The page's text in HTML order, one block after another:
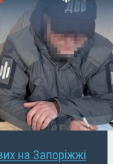
на Запоріжжі